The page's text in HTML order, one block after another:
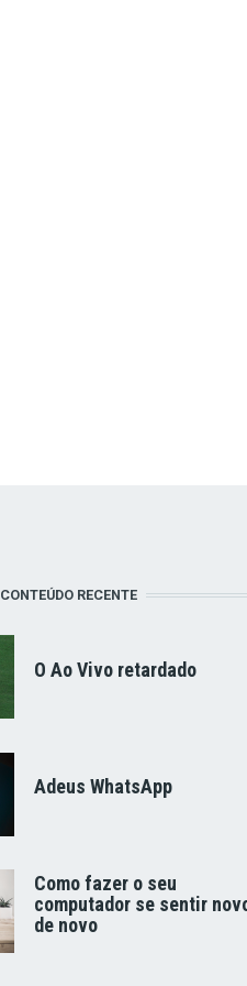
CONTEÚDO RECENTE
O Ao Vivo retardado
Adeus WhatsApp
Como fazer o seu
computador se sentir
de novo